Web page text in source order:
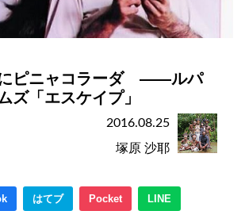
にピニャコラーダ ――ルパ
ズ「エスケイプ」
2016.08.25
塚原 沙耶
はてブ Pocket LINE